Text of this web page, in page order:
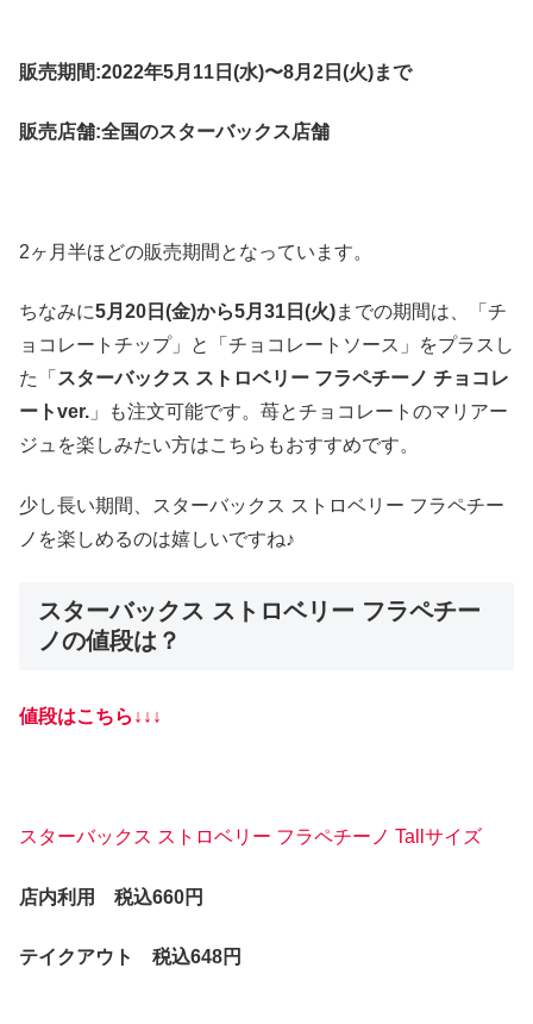
販売期間:2022年5月11日(水)〜8月2日(火)まで
販売店舗:全国のスターバックス店舗
2ヶ月半ほどの販売期間となっています。
ちなみに5月20日(金)から5月31日(火)までの期間は、「チ
ョコレートチップ」と「チョコレートソース」をプラスし
た「 スターバックス ストロベリー フラペチーノ チョコレ
ートver. 」も注文可能です。苺とチョコレートのマリアー
ジュを楽しみたい方はこちらもおすすめです。
少し長い期間、スターバックス ストロベリー フラペチー
ノを楽しめるのは嬉しいですね♪
スターバックス ストロベリー フラペチー
ノの値段は？
値段はこちら↓↓↓
スターバックス ストロベリー フラペチーノ Tallサイズ
店内利用 税込660円
テイクアウト 税込648円